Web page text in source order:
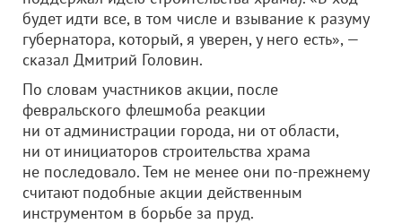
будет идти все, в том числе и взывание к разуму
губернатора, который, я уверен, у него есть», —
сказал Дмитрий Головин.
По словам участников акции, после
февральского флешмоба реакции
ни от администрации города, ни от области,
ни от инициаторов строительства храма
не последовало. Тем не менее они по-прежнему
считают подобные акции действенным
инструментом в борьбе за пруд.